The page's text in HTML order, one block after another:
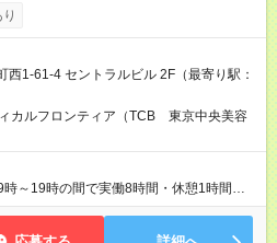
す。 ※想定年収には賞与を含みます。 ◆
用期間あり 試用
：中途採用（契約社員） 給与：月
西1-61-4 セントラルビル 2F（最寄り駅：
カルフロンティア（TCB 東京中央美容
～19時の間で実働8時間・休憩1時間
勤務） 【残業ほ